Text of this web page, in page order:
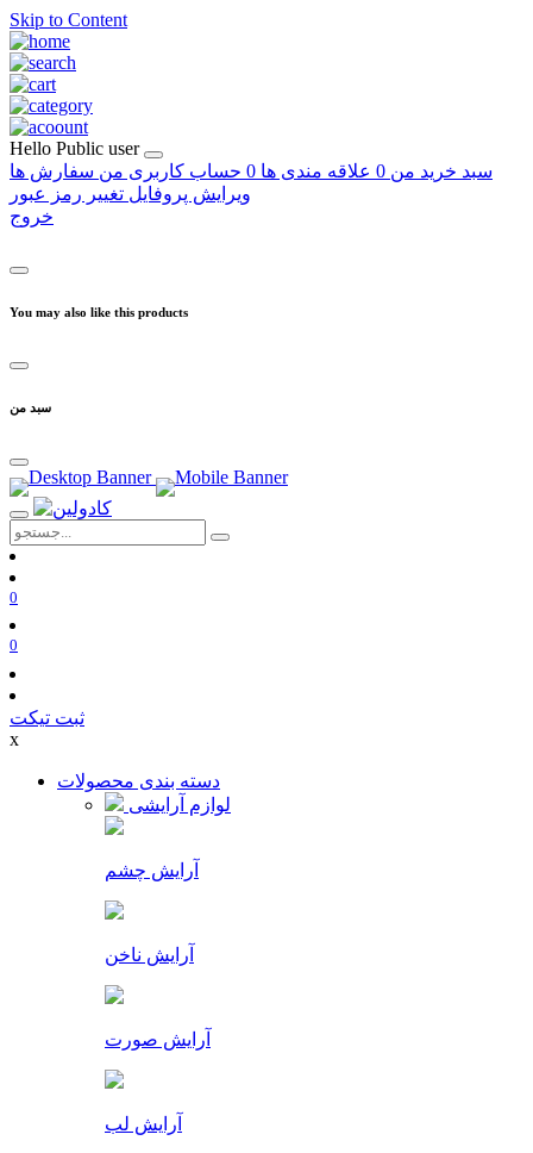
Skip to Content
Hello Public user
سبد خرید من 0 علاقه مندی ها 0 حساب کاربری من سفارش ها
ویرایش پروفایل تغییر رمز عبور
خروج
You may also like this products
سبد من
0
0
ثبت تیکت
x
دسته بندی محصولات
لوازم آرایشی
آرایش چشم
آرایش ناخن
آرایش صورت
آرایش لب